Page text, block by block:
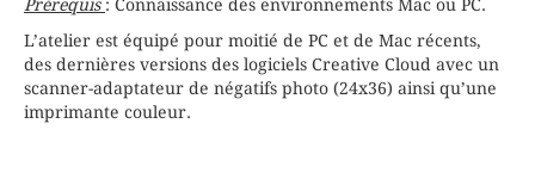
Prérequis : Connaissance des environnements Mac ou PC.
L’atelier est équipé pour moitié de PC et de Mac récents,
des dernières versions des logiciels Creative Cloud avec un
scanner-adaptateur de négatifs photo (24x36) ainsi qu’une
imprimante couleur.